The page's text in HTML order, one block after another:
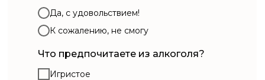
Да, с удовольствием!
К сожалению, не смогу
Что предпочитаете из алкоголя?
Игристое